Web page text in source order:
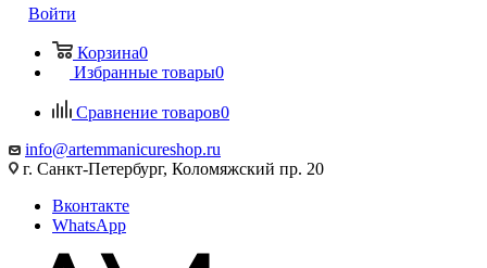
Войти
Корзина0
Избранные товары0
Сравнение товаров0
info@artemmanicureshop.ru
г. Санкт-Петербург, Коломяжский пр. 20
Вконтакте
WhatsApp